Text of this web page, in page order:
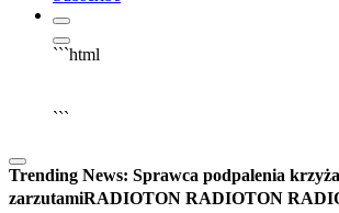
```html
```
Trending News: Sprawca podpalenia
zarzutamiRADIOTON RADIOTON